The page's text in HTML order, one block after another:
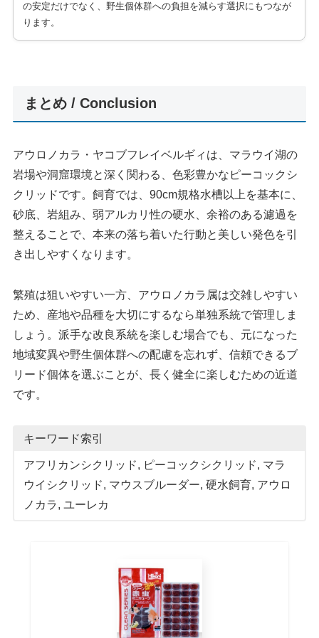
の安定だけでなく、野生個体群への負担を減らす選択にもつなが
ります。
まとめ / Conclusion
アウロノカラ・ヤコブフレイベルギィは、マラウイ湖の
岩場や洞窟環境と深く関わる、色彩豊かなピーコックシ
クリッドです。飼育では、90cm規格水槽以上を基本に、
砂底、岩組み、弱アルカリ性の硬水、余裕のある濾過を
整えることで、本来の落ち着いた行動と美しい発色を引
き出しやすくなります。
繁殖は狙いやすい一方、アウロノカラ属は交雑しやすい
ため、産地や品種を大切にするなら単独系統で管理しま
しょう。派手な改良系統を楽しむ場合でも、元になった
地域変異や野生個体群への配慮を忘れず、信頼できるブ
リード個体を選ぶことが、長く健全に楽しむための近道
です。
キーワード索引
アフリカンシクリッド, ピーコックシクリッド, マラ
ウイシクリッド, マウスブルーダー, 硬水飼育, アウロ
ノカラ, ユーレカ